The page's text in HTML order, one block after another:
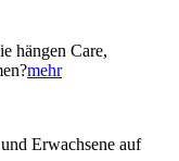
hängen Care,
mehr
Erwachsene auf